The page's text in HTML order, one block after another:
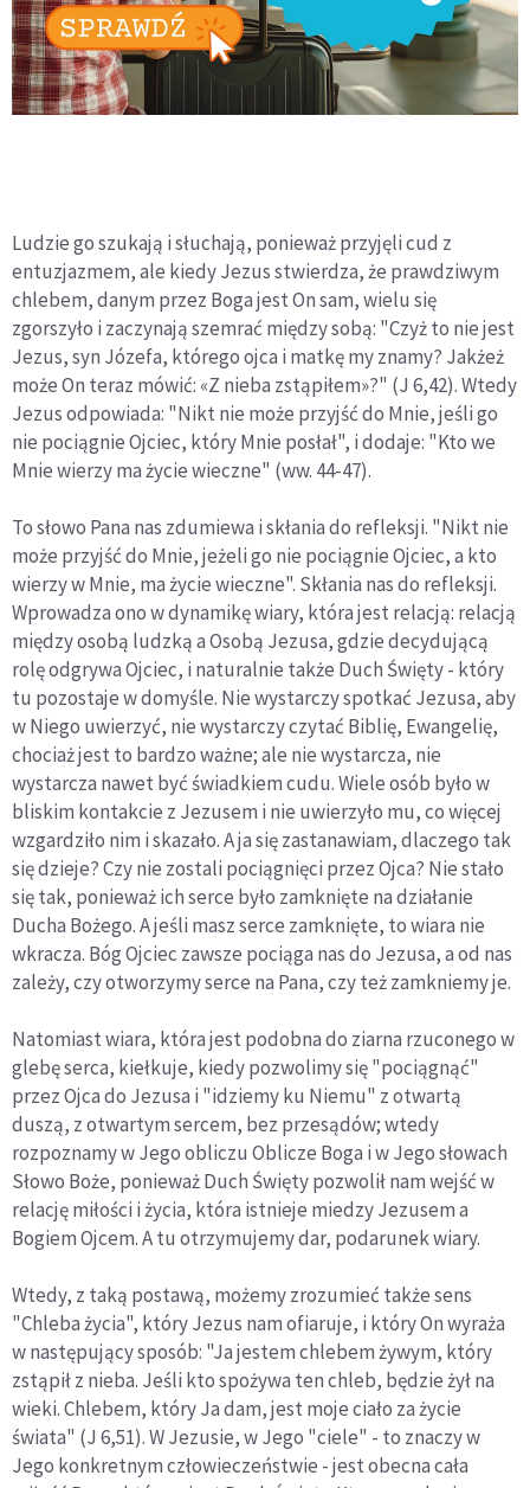
Ludzie go szukają i słuchają, ponieważ przyjęli cud z
entuzjazmem, ale kiedy Jezus stwierdza, że prawdziwym
chlebem, danym przez Boga jest On sam, wielu się
zgorszyło i zaczynają szemrać między sobą: "Czyż to nie jest
Jezus, syn Józefa, którego ojca i matkę my znamy? Jakżeż
może On teraz mówić: «Z nieba zstąpiłem»?" (J 6,42). Wtedy
Jezus odpowiada: "Nikt nie może przyjść do Mnie, jeśli go
nie pociągnie Ojciec, który Mnie posłał", i dodaje: "Kto we
Mnie wierzy ma życie wieczne" (ww. 44-47).
To słowo Pana nas zdumiewa i skłania do refleksji. "Nikt nie
może przyjść do Mnie, jeżeli go nie pociągnie Ojciec, a kto
wierzy w Mnie, ma życie wieczne". Skłania nas do refleksji.
Wprowadza ono w dynamikę wiary, która jest relacją: relacją
między osobą ludzką a Osobą Jezusa, gdzie decydującą
rolę odgrywa Ojciec, i naturalnie także Duch Święty - który
tu pozostaje w domyśle. Nie wystarczy spotkać Jezusa, aby
w Niego uwierzyć, nie wystarczy czytać Biblię, Ewangelię,
chociaż jest to bardzo ważne; ale nie wystarcza, nie
wystarcza nawet być świadkiem cudu. Wiele osób było w
bliskim kontakcie z Jezusem i nie uwierzyło mu, co więcej
wzgardziło nim i skazało. A ja się zastanawiam, dlaczego tak
się dzieje? Czy nie zostali pociągnięci przez Ojca? Nie stało
się tak, ponieważ ich serce było zamknięte na działanie
Ducha Bożego. A jeśli masz serce zamknięte, to wiara nie
wkracza. Bóg Ojciec zawsze pociąga nas do Jezusa, a od nas
zależy, czy otworzymy serce na Pana, czy też zamkniemy je.
Natomiast wiara, która jest podobna do ziarna rzuconego w
glebę serca, kiełkuje, kiedy pozwolimy się "pociągnąć"
przez Ojca do Jezusa i "idziemy ku Niemu" z otwartą
duszą, z otwartym sercem, bez przesądów; wtedy
rozpoznamy w Jego obliczu Oblicze Boga i w Jego słowach
Słowo Boże, ponieważ Duch Święty pozwolił nam wejść w
relację miłości i życia, która istnieje miedzy Jezusem a
Bogiem Ojcem. A tu otrzymujemy dar, podarunek wiary.
Wtedy, z taką postawą, możemy zrozumieć także sens
"Chleba życia", który Jezus nam ofiaruje, i który On wyraża
w następujący sposób: "Ja jestem chlebem żywym, który
zstąpił z nieba. Jeśli kto spożywa ten chleb, będzie żył na
wieki. Chlebem, który Ja dam, jest moje ciało za życie
świata" (J 6,51). W Jezusie, w Jego "ciele" - to znaczy w
Jego konkretnym człowieczeństwie - jest obecna cała